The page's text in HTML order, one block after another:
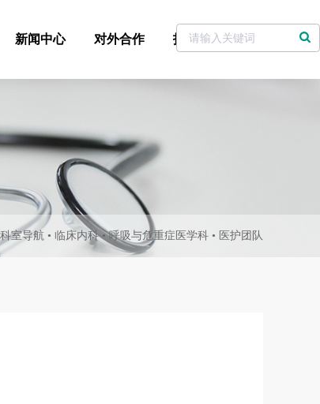
新闻中心 对外合作 招标采购 党委书记信箱
科室导航 • 临床内科•呼吸与危重症医学科 • 医护团队